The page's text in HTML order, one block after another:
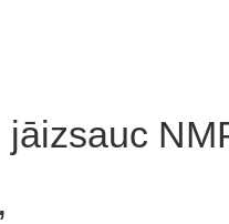
jāizsauc